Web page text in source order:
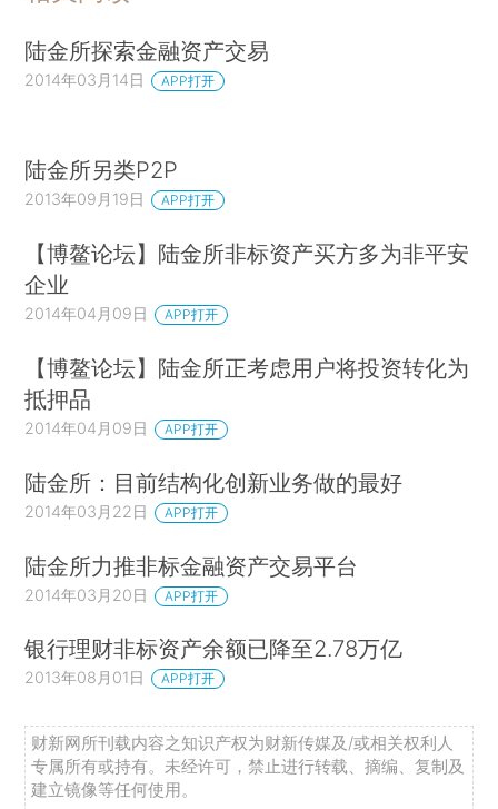
陆金所探索金融资产交易
2014年03月14日 APP打开
陆金所另类P2P
2013年09月19日 APP打开
【博鳌论坛】陆金所非标资产买方多为非平安
企业
2014年04月09日 APP打开
【博鳌论坛】陆金所正考虑用户将投资转化为
抵押品
2014年04月09日 APP打开
陆金所：目前结构化创新业务做的最好
2014年03月22日 APP打开
陆金所力推非标金融资产交易平台
2014年03月20日 APP打开
银行理财非标资产余额已降至2.78万亿
2013年08月01日 APP打开
财新网所刊载内容之知识产权为财新传媒及/或相关权利人
专属所有或持有。未经许可，禁止进行转载、摘编、复制及
建立镜像等任何使用。